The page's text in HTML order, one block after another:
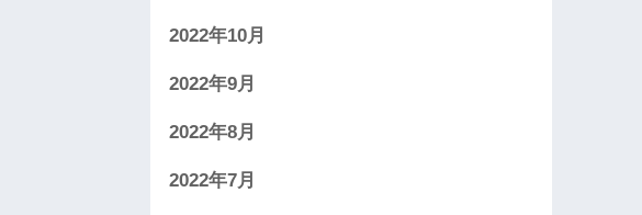
2022年10月
2022年9月
2022年8月
2022年7月